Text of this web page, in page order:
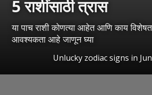
5 राशींसाठी त्रास
या पाच राशी कोणत्या आहेत आणि काय
आवश्यकता आहे जाणून घ्या
Unlucky zodiac signs in